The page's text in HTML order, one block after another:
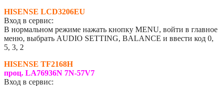
HISENSE LCD3206EU
Вход в сервис:
В нормальном режиме нажать кнопку MENU, войти в главное
меню, выбрать AUDIO SETTING, BALANCE и ввести код 0,
5, 3, 2
HISENSE TF2168H
проц. LA76936N 7N-57V7
Вход в сервис: